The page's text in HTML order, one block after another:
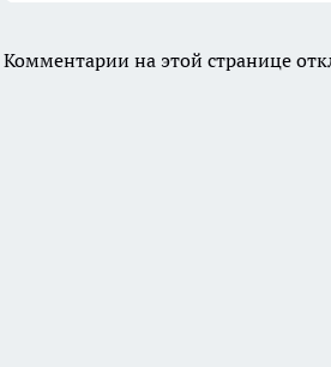
Комментарии на этой странице